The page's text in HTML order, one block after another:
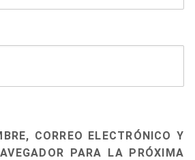
CORREO ELECTRÓNICO Y
PARA LA PRÓXIMA